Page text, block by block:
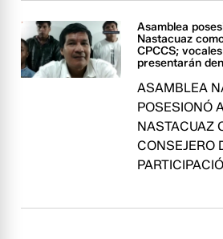
Asamblea
Nastacuaz
CPCCS;
presentarán
ASAMBLEA
POSESIONÓ
NASTACUAZ
CONSEJERO